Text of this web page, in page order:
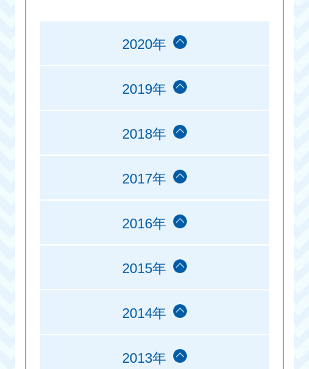
2020年
2019年
2018年
2017年
2016年
2015年
2014年
2013年